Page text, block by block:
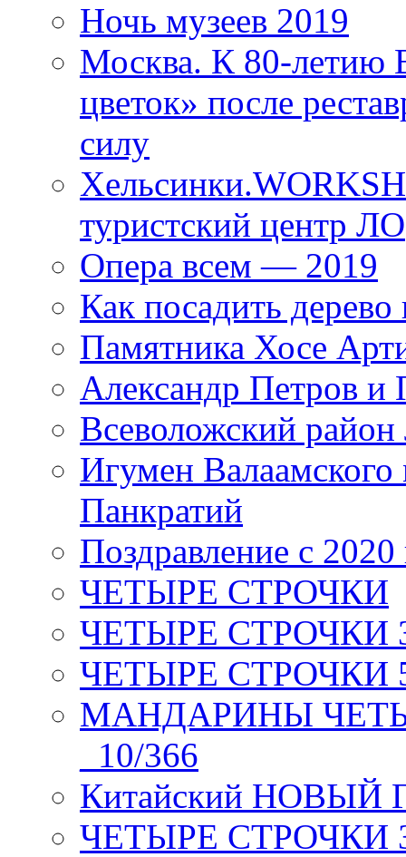
Ночь музеев 2019
Москва. К 80-
цветок» после
силу
туристский центр ЛО
Опера всем — 2019
Как посадить дерево
Памятника Хосе
Александр Петров и
Всеволожский район
Игумен
Панкратий
Поздравление с 2020
ЧЕТЫРЕ СТРОЧКИ
ЧЕТЫРЕ СТРОЧКИ 3
ЧЕТЫРЕ СТРОЧКИ 5
МАНДАРИНЫ
_10/366
Китайский НОВЫЙ
ЧЕТЫРЕ СТРОЧКИ